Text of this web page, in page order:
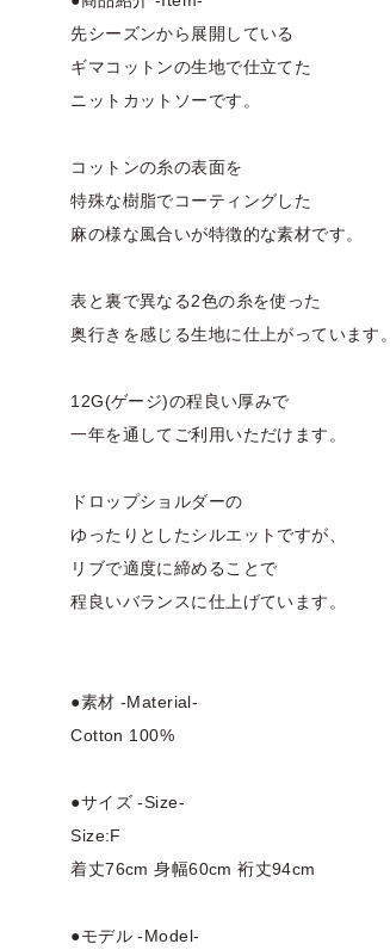
先シーズンから展開している
ギマコットンの生地で仕立てた
ニットカットソーです。
コットンの糸の表面を
特殊な樹脂でコーティングした
麻の様な風合いが特徴的な素材です。
表と裏で異なる2色の糸を使った
奥行きを感じる生地に仕上がっています。
12G(ゲージ)の程良い厚みで
一年を通してご利用いただけます。
ドロップショルダーの
ゆったりとしたシルエットですが、
リブで適度に締めることで
程良いバランスに仕上げています。
●素材 -Material-
Cotton 100%
●サイズ -Size-
Size:F
着丈76cm 身幅60cm 裄丈94cm
●モデル -Model-